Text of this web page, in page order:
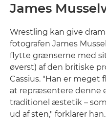
James
Wrestling kan give
fotografen James
flytte grænserne med
øverst) af den britiske
Cassius. "Han er meget
at repræsentere denne
traditionel æstetik –
ud af sten," forklarer han.